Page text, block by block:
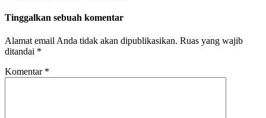
Tinggalkan sebuah komentar
Alamat email Anda tidak akan dipublikasikan. Ruas yang wajib
ditandai *
Komentar *